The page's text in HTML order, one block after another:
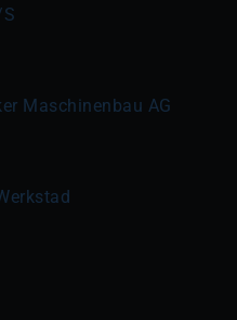
Maschinenbau AG